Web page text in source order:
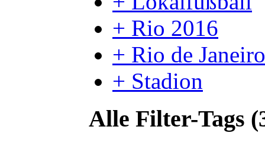
+ Rio 2016
+ Rio de Janeiro
+ Stadion
Alle Filter-Tags